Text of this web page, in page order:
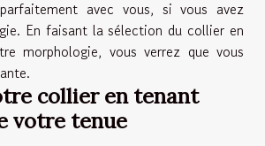
avec vous, si vous avez
En faisant la sélection du collier en
morphologie, vous verrez que vous
collier en tenant
votre tenue